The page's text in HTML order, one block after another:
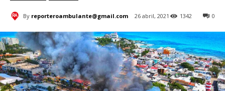
By reporteroambulante@gmail.com 26 abril, 2021 0
1342